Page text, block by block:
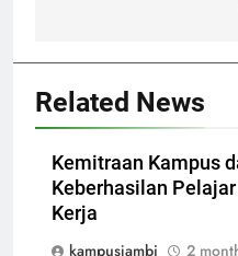
Related News
Kemitraan Kampus
Keberhasilan
Kerja
kampusjambi
2